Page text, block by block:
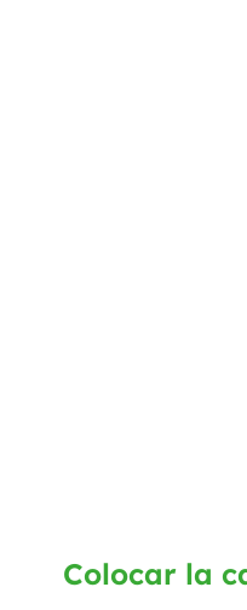
Colocar la